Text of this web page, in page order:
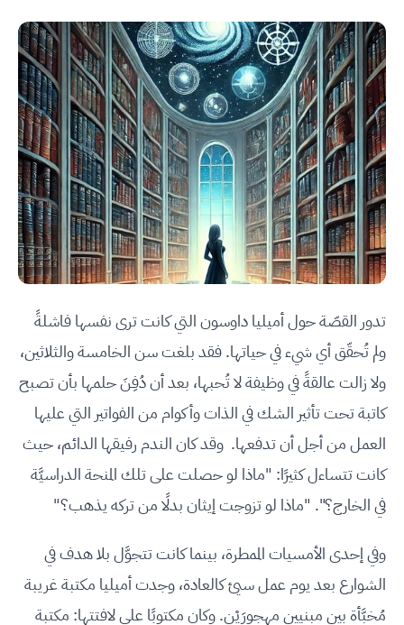
تدور القصّة حول أميليا داوسون التي كانت ترى نفسها فاشلةً
ولم تُحقّق أي شيء في حياتها. فقد بلغت سن الخامسة والثلاثين،
ولا زالت عالقةً في وظيفة لا تُحبها، بعد أن دُفِنَ حلمها بأن تصبح
كاتبة تحت تأثير الشك في الذات وأكوام من الفواتير التي عليها
العمل من أجل أن تدفعها. وقد كان الندم رفيقها الدائم، حيث
كانت تتساءل كثيرًا: "ماذا لو حصلت على تلك المنحة الدراسيَّة
في الخارج؟". "ماذا لو تزوجت إيثان بدلًا من تركه يذهب؟"
وفي إحدى الأمسيات الممطرة، بينما كانت تتجوَّل بلا هدف في
الشوارع بعد يوم عمل سيئ كالعادة، وجدت أميليا مكتبة غريبة
مُخبَّأة بين مبنيين مهجورَيْن. وكان مكتوبًا على لافتتها: مكتبة